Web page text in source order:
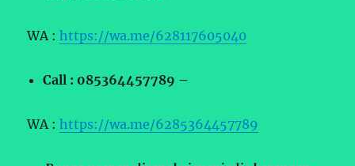
WA :https://wa.me/628117605040
Call : 085364457789 –
WA :https://wa.me/6285364457789